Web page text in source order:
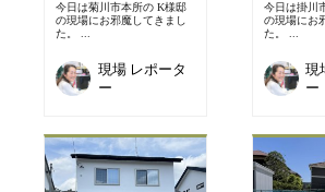
今日は菊川市本所の K様邸
の現場にお邪魔してきまし
た。 ...
現場 レポータ
ー
今日は掛川
の現場にお
た。 ...
現
ー